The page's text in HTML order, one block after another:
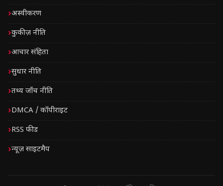
अस्वीकरण
कुकीज़ नीति
आचार संहिता
सुधार नीति
तथ्य जाँच नीति
DMCA / कॉपीराइट
RSS फीड
न्यूज़ साइटमैप